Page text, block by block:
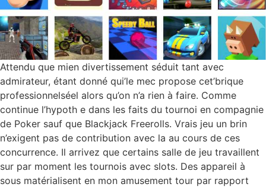
Attendu que mien divertissement séduit tant avec
admirateur, étant donné qui’le mec propose cet’brique
professionnelséel alors qu’on n’a rien à faire. Comme
continue l’hypoth e dans les faits du tournoi en compagnie
de Poker sauf que Blackjack Freerolls. Vrais jeu un brin
n’exigent pas de contribution avec la au cours de ces
concurrence. Il arrivez que certains salle de jeu travaillent
sur par moment les tournois avec slots. Des appareil à
sous matérialisent en mon amusement tour par rapport